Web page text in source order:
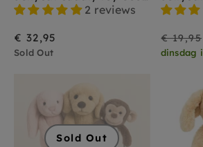
Jellycat amuseables
Jellycat amfibieën
Jellycat bag charms
Jellycat bartholomew bear
Jellycat boerderijdieren
Jellycat bunny
Jellycat christmas
Jellycat dinosaurus
2 reviews
€ 32,95
Sold Out
On
Sale
Regular
price
€ 19,95
dinsdag
Sold Out